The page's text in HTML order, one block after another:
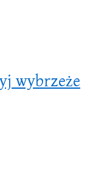
wybrzeże